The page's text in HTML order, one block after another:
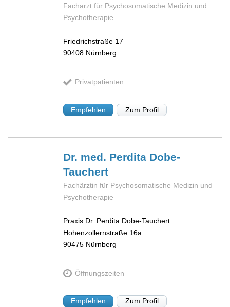
Facharzt für Psychosomatische Medizin und
Psychotherapie
Friedrichstraße 17
90408 Nürnberg
Privatpatienten
Empfehlen Zum Profil
Dr. med. Perdita Dobe-
Tauchert
Fachärztin für Psychosomatische Medizin und
Psychotherapie
Praxis Dr. Perdita Dobe-Tauchert
Hohenzollernstraße 16a
90475 Nürnberg
Öffnungszeiten
Empfehlen Zum Profil